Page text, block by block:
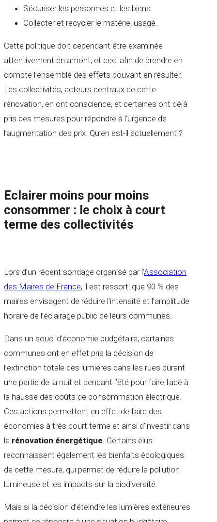
Sécuriser les personnes et les biens.
Collecter et recycler le matériel usagé.
Cette politique doit cependant être examinée
attentivement en amont, et ceci afin de prendre en
compte l’ensemble des effets pouvant en résulter.
Les collectivités, acteurs centraux de cette
rénovation, en ont conscience, et certaines ont déjà
pris des mesures pour répondre à l’urgence de
l’augmentation des prix. Qu’en est-il actuellement ?
Eclairer moins pour moins
consommer : le choix à court
terme des collectivités
Lors d’un récent sondage organisé par l’Association
des Maires de France, il est ressorti que 90 % des
maires envisagent de réduire l’intensité et l’amplitude
horaire de l’éclairage public de leurs communes.
Dans un souci d’économie budgétaire, certaines
communes ont en effet pris la décision de
l’extinction totale des lumières dans les rues durant
une partie de la nuit et pendant l’été pour faire face à
la hausse des coûts de consommation électrique.
Ces actions permettent en effet de faire des
économies à très court terme et ainsi d’investir dans
la rénovation énergétique. Certains élus
reconnaissent également les bienfaits écologiques
de cette mesure, qui permet de réduire la pollution
lumineuse et les impacts sur la biodiversité.
Mais si la décision d’éteindre les lumières extérieures